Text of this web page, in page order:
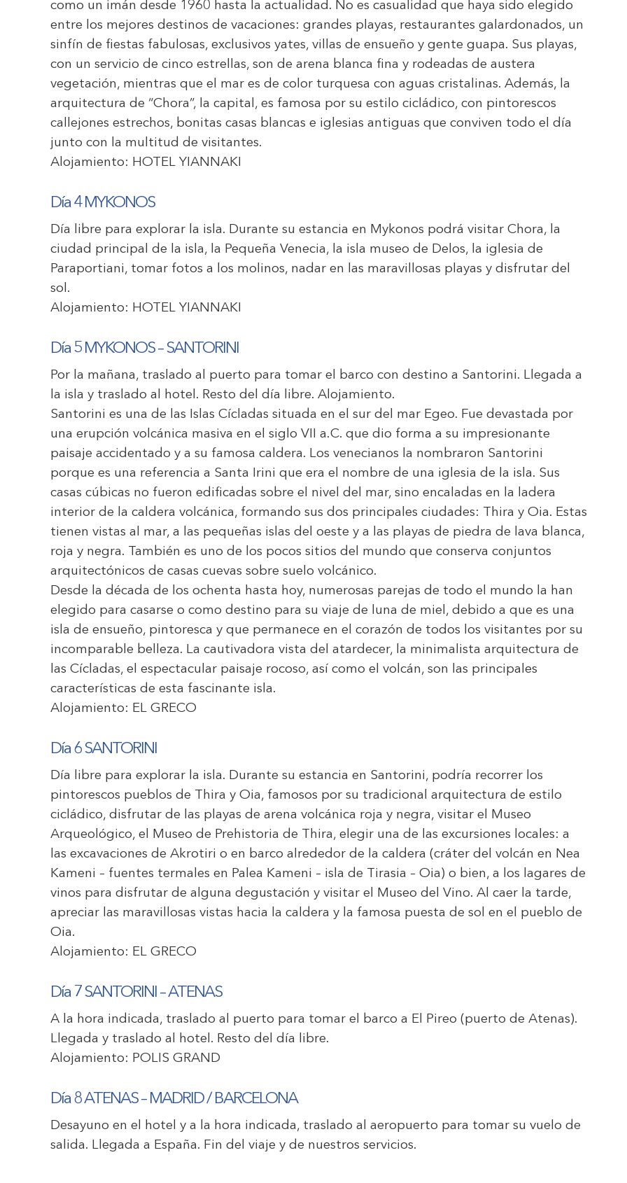
como un imán desde 1960 hasta la actualidad. No es casualidad que haya sido elegido
entre los mejores destinos de vacaciones: grandes playas, restaurantes galardonados, un
sinfín de fiestas fabulosas, exclusivos yates, villas de ensueño y gente guapa. Sus playas,
con un servicio de cinco estrellas, son de arena blanca fina y rodeadas de austera
vegetación, mientras que el mar es de color turquesa con aguas cristalinas. Además, la
arquitectura de “Chora”, la capital, es famosa por su estilo cicládico, con pintorescos
callejones estrechos, bonitas casas blancas e iglesias antiguas que conviven todo el día
junto con la multitud de visitantes.
Alojamiento: HOTEL YIANNAKI
Día 4 MYKONOS
Día libre para explorar la isla. Durante su estancia en Mykonos podrá visitar Chora, la
ciudad principal de la isla, la Pequeña Venecia, la isla museo de Delos, la iglesia de
Paraportiani, tomar fotos a los molinos, nadar en las maravillosas playas y disfrutar del
sol.
Alojamiento: HOTEL YIANNAKI
Día 5 MYKONOS – SANTORINI
Por la mañana, traslado al puerto para tomar el barco con destino a Santorini. Llegada a
la isla y traslado al hotel. Resto del día libre. Alojamiento.
Santorini es una de las Islas Cícladas situada en el sur del mar Egeo. Fue devastada por
una erupción volcánica masiva en el siglo VII a.C. que dio forma a su impresionante
paisaje accidentado y a su famosa caldera. Los venecianos la nombraron Santorini
porque es una referencia a Santa Irini que era el nombre de una iglesia de la isla. Sus
casas cúbicas no fueron edificadas sobre el nivel del mar, sino encaladas en la ladera
interior de la caldera volcánica, formando sus dos principales ciudades: Thira y Oia. Estas
tienen vistas al mar, a las pequeñas islas del oeste y a las playas de piedra de lava blanca,
roja y negra. También es uno de los pocos sitios del mundo que conserva conjuntos
arquitectónicos de casas cuevas sobre suelo volcánico.
Desde la década de los ochenta hasta hoy, numerosas parejas de todo el mundo la han
elegido para casarse o como destino para su viaje de luna de miel, debido a que es una
isla de ensueño, pintoresca y que permanece en el corazón de todos los visitantes por su
incomparable belleza. La cautivadora vista del atardecer, la minimalista arquitectura de
las Cícladas, el espectacular paisaje rocoso, así como el volcán, son las principales
características de esta fascinante isla.
Alojamiento: EL GRECO
Día 6 SANTORINI
Día libre para explorar la isla. Durante su estancia en Santorini, podría recorrer los
pintorescos pueblos de Thira y Oia, famosos por su tradicional arquitectura de estilo
cicládico, disfrutar de las playas de arena volcánica roja y negra, visitar el Museo
Arqueológico, el Museo de Prehistoria de Thira, elegir una de las excursiones locales: a
las excavaciones de Akrotiri o en barco alrededor de la caldera (cráter del volcán en Nea
Kameni – fuentes termales en Palea Kameni – isla de Tirasia – Oia) o bien, a los lagares de
vinos para disfrutar de alguna degustación y visitar el Museo del Vino. Al caer la tarde,
apreciar las maravillosas vistas hacia la caldera y la famosa puesta de sol en el pueblo de
Oia.
Alojamiento: EL GRECO
Día 7 SANTORINI – ATENAS
A la hora indicada, traslado al puerto para tomar el barco a El Pireo (puerto de Atenas).
Llegada y traslado al hotel. Resto del día libre.
Alojamiento: POLIS GRAND
Día 8 ATENAS – MADRID / BARCELONA
Desayuno en el hotel y a la hora indicada, traslado al aeropuerto para tomar su vuelo de
salida. Llegada a España. Fin del viaje y de nuestros servicios.